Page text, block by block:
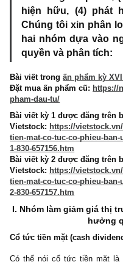
chính sách huy
của công ty, bao
tức bằng cổ
hiện hữu, (4)
hai nhóm dựa
quyền và phân tích:
Bài viết trongấn phẩm kỳ
Đặt mua ấn phẩm cũ:
pham-dau-tu/
Bài viết kỳ 1 được đăng
Vietstock:https://
tien-mat-co-tuc-co-phieu-
1-830-657156.htm
Bài viết kỳ 2 được đăng
Vietstock:
https://
tien-mat-co-tuc-co-phieu-
2-830-657157.htm